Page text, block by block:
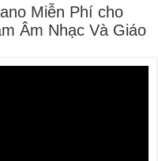
Miễn Phí cho
Âm Nhạc Và Giáo